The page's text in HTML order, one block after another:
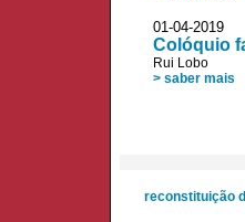
01-04-
Colóquio
Rui Lobo
> saber mais
reconstituição